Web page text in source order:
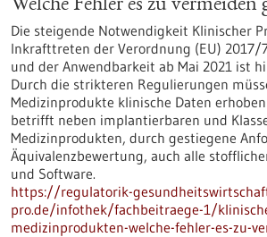
Welche Fehler es zu vermeiden
Die steigende Notwendigkeit Klinischer
Inkrafttreten der Verordnung (EU) 2017/
und der Anwendbarkeit ab Mai 2021 ist
Durch die strikteren Regulierungen
Medizinprodukte klinische Daten
betrifft neben implantierbaren und
Medizinprodukten, durch gestiegene
Äquivalenzbewertung, auch alle
und Software.
https://regulatorik-
pro.de/infothek/fachbeitraege-1/
medizinprodukten-welche-fehler-es-zu-